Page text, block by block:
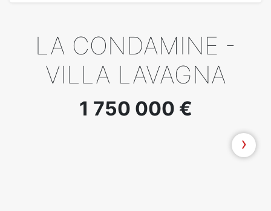
LA CONDAMINE -
VILLA LAVAGNA
1 750 000 €
›